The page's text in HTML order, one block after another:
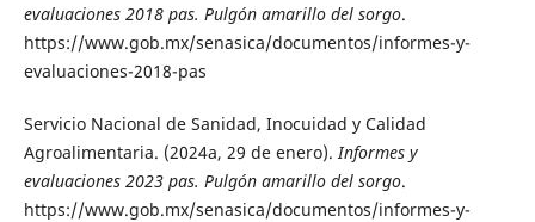
evaluaciones 2018 pas. Pulgón amarillo del sorgo.
https://www.gob.mx/senasica/documentos/informes-y-
evaluaciones-2018-pas
Servicio Nacional de Sanidad, Inocuidad y Calidad
Agroalimentaria. (2024a, 29 de enero). Informes y
evaluaciones 2023 pas. Pulgón amarillo del sorgo.
https://www.gob.mx/senasica/documentos/informes-y-